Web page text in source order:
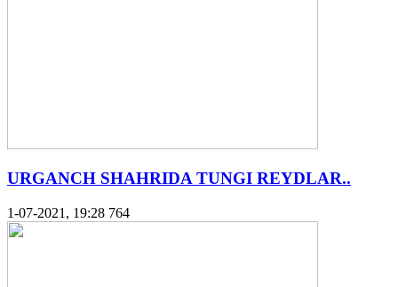
URGANCH SHAHRIDA TUNGI REYDLAR..
1-07-2021, 19:28 764